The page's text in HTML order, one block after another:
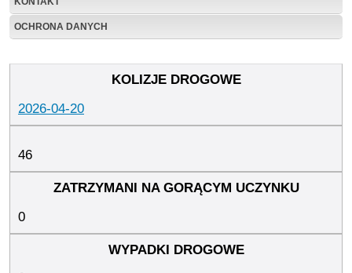
OCHRONA DANYCH
2026-04-20
46
0